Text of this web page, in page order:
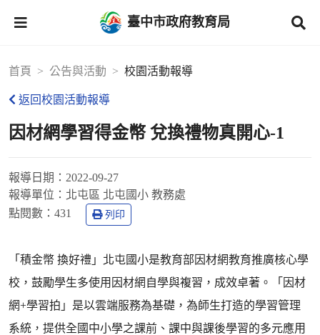
臺中市政府教育局
首頁 公告與活動 校園活動報導
返回校園活動報導
因材網學習得金幣 兌換禮物真開心-1
報導日期： 2022-09-27
報導單位： 北屯區 北屯國小 教務處
點閱數： 431 列印
「積金幣 換好禮」北屯國小是教育部因材網教育推廣核心學
校，鼓勵學生多使用因材網自學與複習，成效卓著。「因材
網+學習拍」是以雲端服務為基礎，為師生打造的學習管理
系統，提供全國中小學之課前、課中與課後學習的多元應用